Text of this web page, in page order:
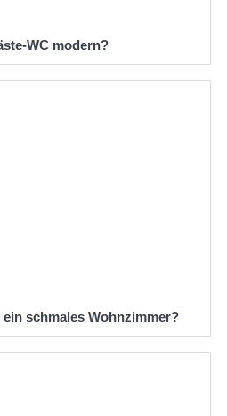
WC modern?
schmales Wohnzimmer?